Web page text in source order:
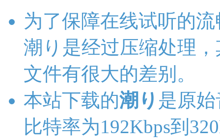
为了保障在线试听的
潮り是经过压缩处理
文件有很大的差别。
本站下载的潮り 是原
比特率为192Kbps到